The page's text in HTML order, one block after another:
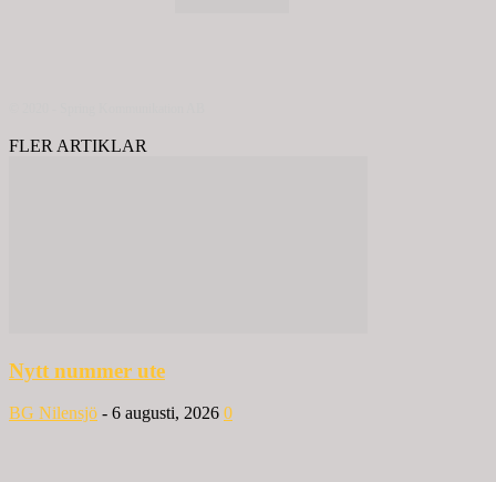
FLER ARTIKLAR
Nytt nummer ute
BG Nilensjö - 6 augusti, 2026 0